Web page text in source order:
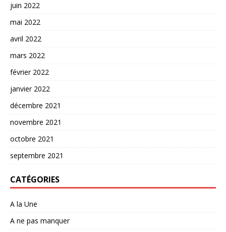
juin 2022
mai 2022
avril 2022
mars 2022
février 2022
janvier 2022
décembre 2021
novembre 2021
octobre 2021
septembre 2021
CATÉGORIES
A la Une
A ne pas manquer